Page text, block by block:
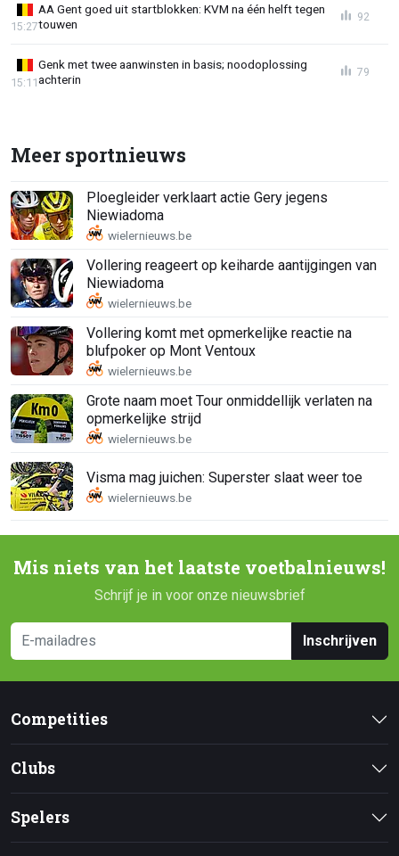
AA Gent goed uit startblokken: KVM na één helft tegen
touwen
15:27
92
Genk met twee aanwinsten in basis; noodoplossing
achterin
15:11
79
Meer sportnieuws
Ploegleider verklaart actie Gery jegens
Niewiadoma
Vollering reageert op keiharde aantijgingen van
Niewiadoma
Vollering komt met opmerkelijke reactie na
blufpoker op Mont Ventoux
Grote naam moet Tour onmiddellijk verlaten na
opmerkelijke strijd
Visma mag juichen: Superster slaat weer toe
Mis niets van het laatste voetbalnieuws!
Schrijf je in voor onze nieuwsbrief
Inschrijven
Competities
Clubs
Spelers